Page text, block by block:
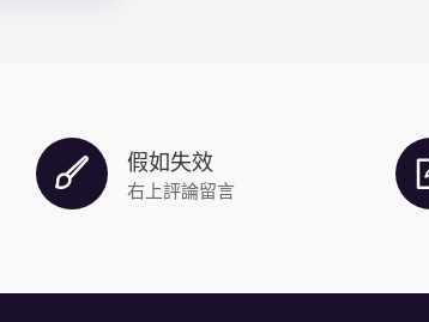
假如失效
右上評論留言